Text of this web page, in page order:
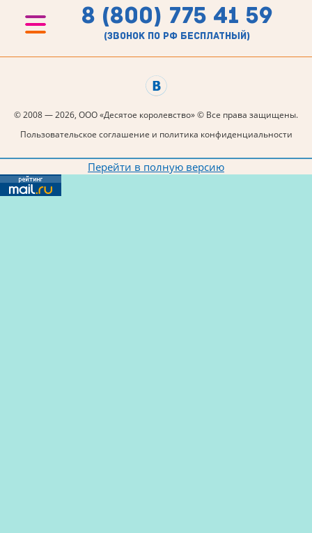
8 (800) 775 41 59
(звонок по рф бесплатный)
© 2008 — 2026, ООО «Десятое королевство» © Все права защищены.
Пользовательское соглашение и политика конфиденциальности
Перейти в полную версию